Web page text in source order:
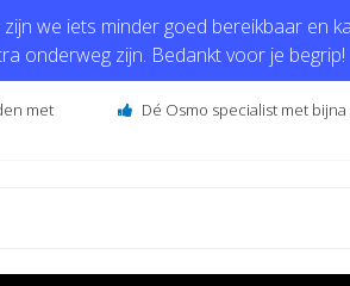
we iets minder goed bereikbaar en
onderweg zijn. Bedankt voor je begrip!
met
Dé Osmo specialist met bijna